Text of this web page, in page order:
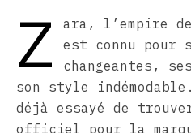
Z
ara, l’empire
est connu pour
changeantes,
son style
déjà essayé de
officiel pour la